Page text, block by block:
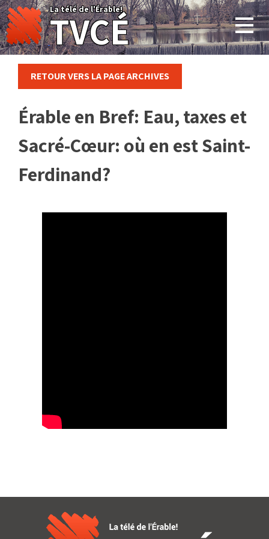
Skip
to
content
La télé de l'Érable!
TVCÉ
RETOUR VERS LA PAGE ARCHIVES
Érable en Bref: Eau, taxes et
Sacré-Cœur: où en est Saint-
Ferdinand?